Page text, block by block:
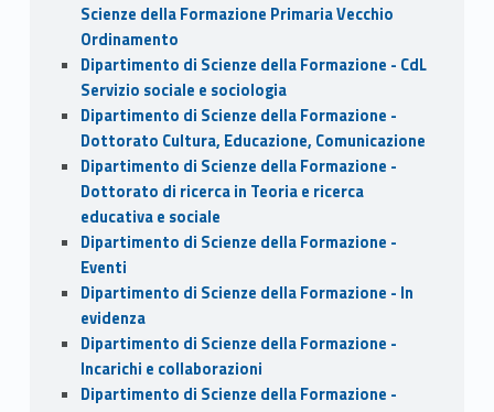
Scienze della Formazione Primaria Vecchio
Ordinamento
Dipartimento di Scienze della Formazione - CdL
Servizio sociale e sociologia
Dipartimento di Scienze della Formazione -
Dottorato Cultura, Educazione, Comunicazione
Dipartimento di Scienze della Formazione -
Dottorato di ricerca in Teoria e ricerca
educativa e sociale
Dipartimento di Scienze della Formazione -
Eventi
Dipartimento di Scienze della Formazione - In
evidenza
Dipartimento di Scienze della Formazione -
Incarichi e collaborazioni
Dipartimento di Scienze della Formazione -